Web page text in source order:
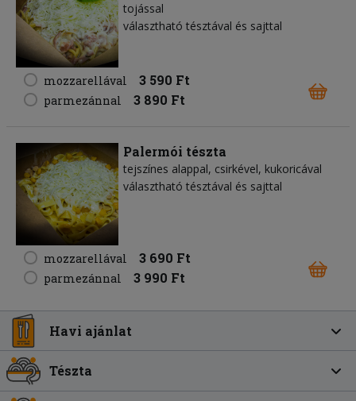
tojással
választható tésztával és sajttal
mozzarellával 3 590 Ft
parmezánnal 3 890 Ft
Palermói tészta
tejszínes alappal, csirkével, kukoricával
választható tésztával és sajttal
mozzarellával 3 690 Ft
parmezánnal 3 990 Ft
Havi ajánlat
Tészta